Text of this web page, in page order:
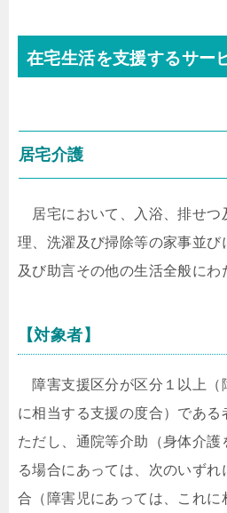
在宅生活を支援するサー
居宅介護
居宅において、入浴、排せつ
理、洗濯及び掃除等の家事並び
及び助言その他の生活全般にわ
【対象者】
障害支援区分が区分１以上（
に相当する支援の度合）である
ただし、通院等介助（身体介護
る場合にあっては、次のいず
合（障害児にあっては、これに